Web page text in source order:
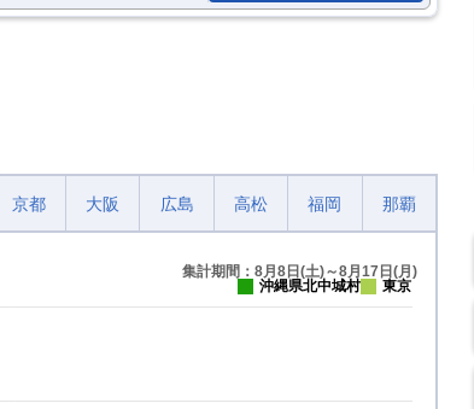
京都 大阪 広島 高松 福岡 那覇
集計期間：8月8日(土)～8月17日(月)
沖縄県北中城村
東京